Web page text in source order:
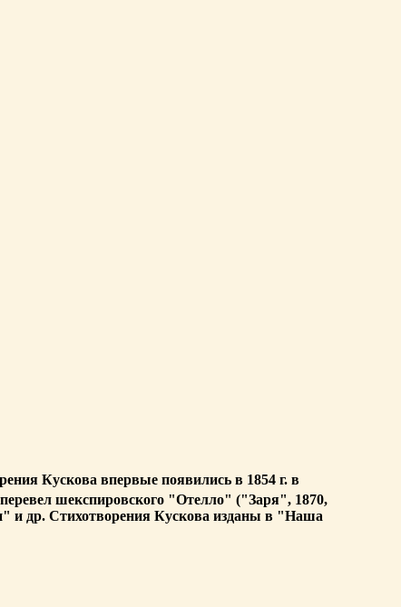
Кускова впервые появились в 1854 г. в
шекспировского "Отелло" ("Заря", 1870,
др. Стихотворения Кускова изданы в "Наша